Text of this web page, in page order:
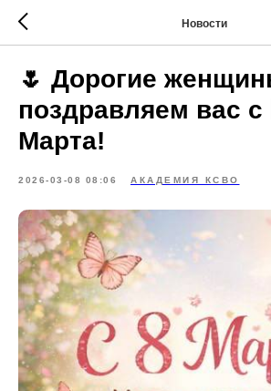
Новости
🌷 Дорогие
поздравляем вас с
Марта!
2026-03-08 08:06 АКАДЕМИЯ КСВО